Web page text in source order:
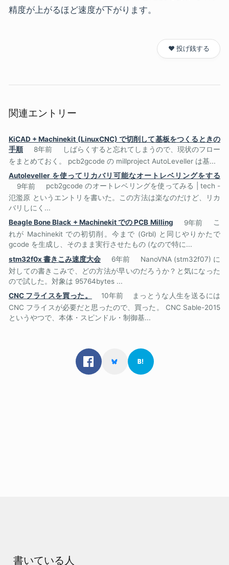
精度が上がるほど速度が下がります。
❤️ 投げ銭する
関連エントリー
KiCAD + Machinekit (LinuxCNC) で切削して基板をつくるときの
手順
8年前
しばらくすると忘れてしまうので、現状のフロー
をまとめておく。 pcb2gcode の millproject AutoLeveller は基...
Autoleveller を使ってリカバリ可能なオートレベリングをする
9年前
pcb2gcode のオートレベリングを使ってみる | tech -
氾濫原 というエントリを書いた。この方法は楽なのだけど、リカ
バリしにく...
Beagle Bone Black + Machinekit での PCB Milling
9年前
こ
れが Machinekit での初切削。今まで (Grbl) と同じやりかたで
gcode を生成し、そのまま実行させたもの (なので特に...
stm32f0x 書きこみ速度大会
6年前
NanoVNA (stm32f07) に
対しての書きこみで、どの方法が早いのだろうか？と気になった
ので試した。対象は 95764bytes ...
CNC フライスを買った。
10年前
まっとうな人生を送るには
CNC フライスが必要だと思ったので、買った。 CNC Sable-2015
というやつで、本体・スピンドル・制御基...
書いている人